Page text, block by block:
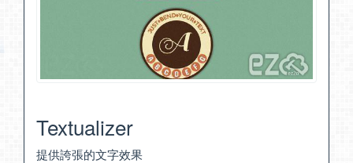
Textualizer
提供誇張的文字效果